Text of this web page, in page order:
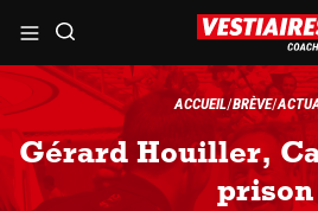
ACCUEIL BRÈVE
Gérard Houiller,
prison